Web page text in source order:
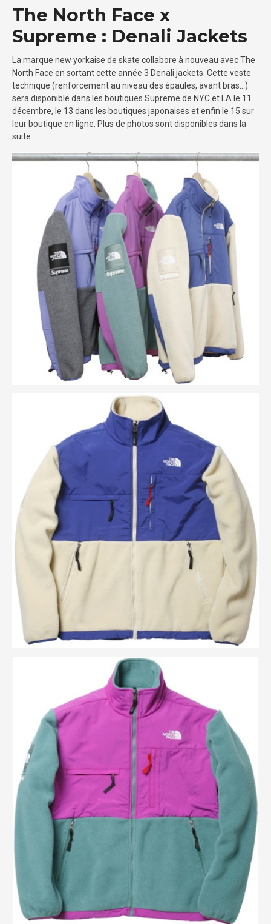
The North Face x
Supreme : Denali Jackets
La marque new yorkaise de skate collabore à nouveau avec The
North Face en sortant cette année 3 Denali jackets. Cette veste
technique (renforcement au niveau des épaules, avant bras…)
sera disponible dans les boutiques Supreme de NYC et LA le 11
décembre, le 13 dans les boutiques japonaises et enfin le 15 sur
leur boutique en ligne. Plus de photos sont disponibles dans la
suite.